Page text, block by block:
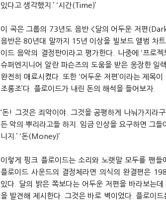
있다고 생각했지.’ ‘시간(Time)’
이 곡은 그룹의 73년도 음반 <달의 어두운 저편
음반은 80년대 말까지 15년 이상을 빌보드 앨범 차
이드 음악의 결정판이라고 평가한다. 나중에 ‘프로
슈퍼엔지니어 알란 파슨즈의 도움을 받은 웅장한 일
완전히 매료시켰다. 또한 ‘어두운 저편’이라는 제목
조롱조’다. 플로이드가 내린 돈의 해석을 들어보자.
‘돈! 그것은 죄악이야. 그것을 공평하게 나눠가지라
든 악의 뿌리라고들 하지. 임금 인상을 요구하면 그
니지.’ ‘돈(Money)’
이렇게 핑크 플로이드는 소리와 노랫말 모두를 팬들
플로이드 사운드의 결정체라면 의식의 완결편은
있다. 달의 밝은 쪽보다는 어두운 저편을 바라보는
을 발견해 제시한다. 그것은 바로 벽이었다. 플로이